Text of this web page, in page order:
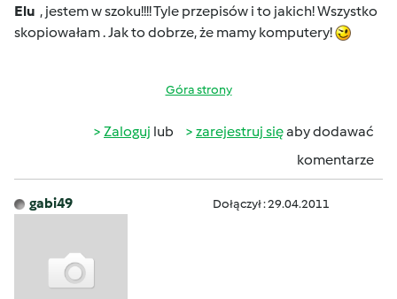
Elu , jestem w szoku!!!! Tyle przepisów i to jakich! Wszystko
skopiowałam . Jak to dobrze, że mamy komputery!
Góra strony
Zaloguj lub zarejestruj sięaby dodawać
komentarze
gabi49 Dołączył : 29.04.2011